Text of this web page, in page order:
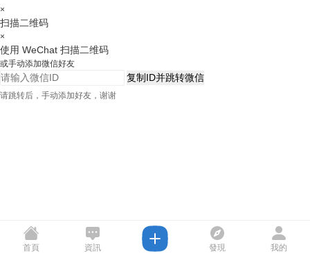
×
扫描二维码
×
使用 WeChat 扫描二维码
或手动添加微信好友
复制ID并跳转微信
请跳转后，手动添加好友，谢谢
首頁 資訊 發現 我的